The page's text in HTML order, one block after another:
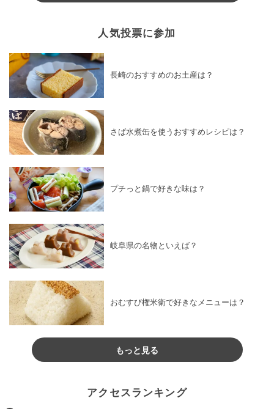
人気投票に参加
長崎のおすすめのお土産は？
さば水煮缶を使うおすすめレシピは？
プチっと鍋で好きな味は？
岐阜県の名物といえば？
おむすび権米衛で好きなメニューは？
もっと見る
アクセスランキング